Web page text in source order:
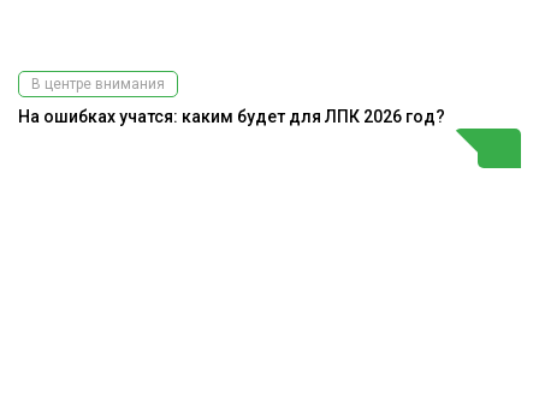
В центре внимания
На ошибках учатся: каким будет для ЛПК 2026 год?